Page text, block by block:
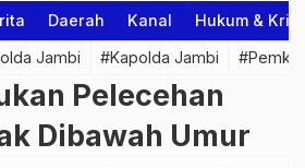
Daerah Kanal Hukum &
Jambi #Kapolda Jambi
Pelecehan
Dibawah Umur